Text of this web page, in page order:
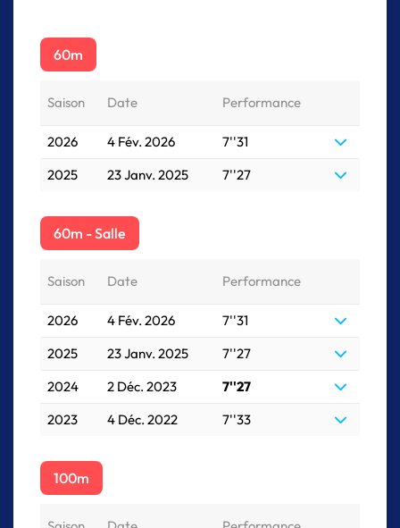
60m
Saison Date Performance
2026 4 Fév. 2026
7''31
2025
23 Janv. 2025 7''27
60m - Salle
Saison Date Performance
2026 4 Fév. 2026
7''31
2025
23 Janv. 2025
7''27
2024
2 Déc. 2023
7''27
2023
4 Déc. 2022 7''33
100m